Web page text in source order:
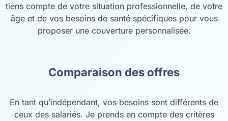
tiens compte de votre situation professionnelle, de votre
âge et de vos besoins de santé spécifiques pour vous
proposer une couverture personnalisée.
Comparaison des offres
En tant qu’indépendant, vos besoins sont différents de
ceux des salariés. Je prends en compte des critères